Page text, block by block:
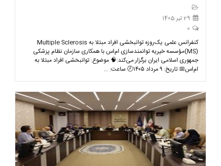
29 تیر 1405
0
کنفرانس علمی یک‌روزه توانبخشی افراد مبتلا به Multiple Sclerosis
(MS)مؤسسه خیریه توانمندسازی ام‌اس با همکاری سازمان نظام پزشکی
جمهوری اسلامی ایران برگزار می‌کند:🧠 موضوع: توانبخشی افراد مبتلا به
ام‌اس📅 تاریخ: ۹ مرداد ۱۴۰۵🕗 ساعت: ...